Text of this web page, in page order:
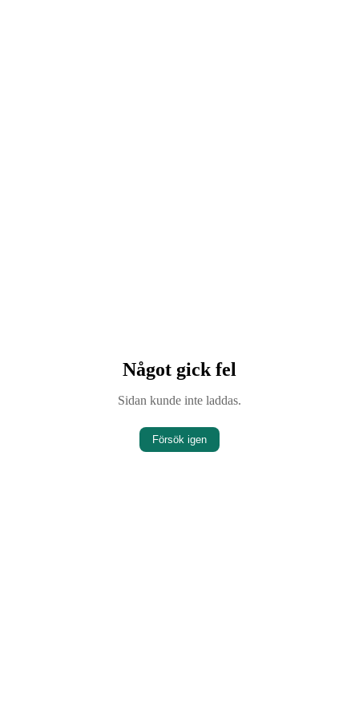
Något gick fel
Sidan kunde inte laddas.
Försök igen